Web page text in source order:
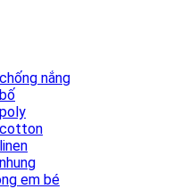
nắng
cotton
em bé